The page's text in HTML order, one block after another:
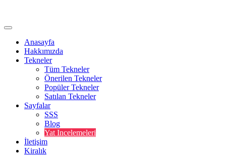
Anasayfa
Hakkımızda
Tekneler
Tüm Tekneler
Önerilen Tekneler
Popüler Tekneler
Satılan Tekneler
Sayfalar
SSS
Blog
Yat Incelemeleri
İletişim
Kiralık